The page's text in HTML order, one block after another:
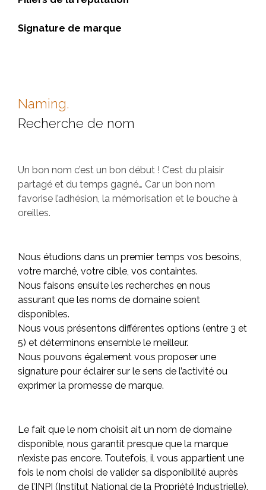
Signature de marque
Naming.
Recherche de nom
Un bon nom c’est un bon début ! C’est du plaisir
partagé et du temps gagné… Car un bon nom
favorise l’adhésion, la mémorisation et le bouche à
oreilles.
Nous étudions dans un premier temps vos besoins,
votre marché, votre cible, vos containtes.
Nous faisons ensuite les recherches en nous
assurant que les noms de domaine soient
disponibles.
Nous vous présentons différentes options (entre 3 et
5) et déterminons ensemble le meilleur.
Nous pouvons également vous proposer une
signature pour éclairer sur le sens de l’activité ou
exprimer la promesse de marque.
Le fait que le nom choisit ait un nom de domaine
disponible, nous garantit presque que la marque
n’existe pas encore. Toutefois, il vous appartient une
fois le nom choisi de valider sa disponibilité auprès
de l’INPI (Institut National de la Propriété Industrielle).